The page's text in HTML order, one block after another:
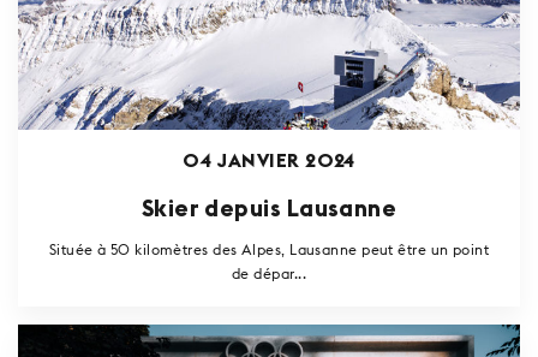
04 JANVIER 2024
Skier depuis Lausanne
Située à 50 kilomètres des Alpes, Lausanne peut être un point
de dépar...